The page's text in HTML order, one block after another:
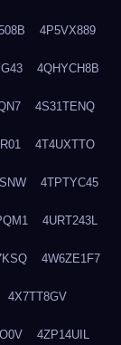
4P5VX889
4QHYCH8B
4S31TENQ
4T4UXTTO
4TPTYC45
4URT243L
4W6ZE1F7
4X7TT8GV
4ZP14UIL